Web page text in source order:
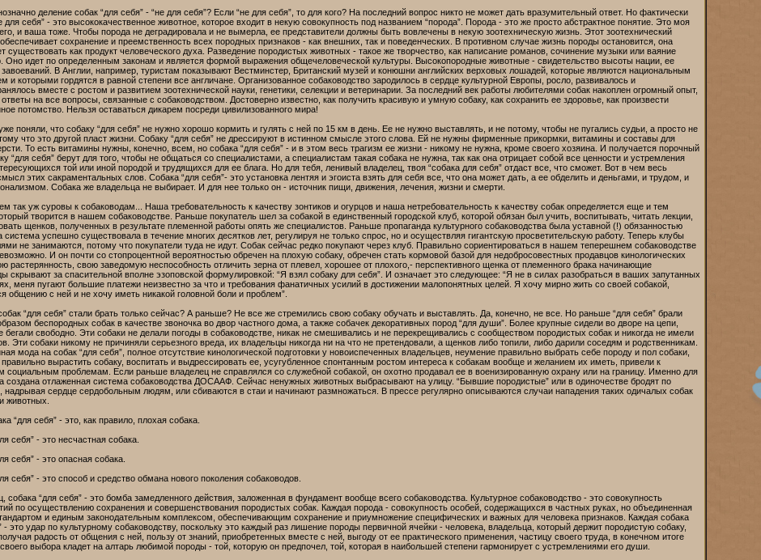
деление собак “для себя” - “не для себя”? Если “не для себя”, то для кого? На последний вопрос никто не может дать вразумительный ответ. Но фактически
для себя” - это высококачественное животное, которое входит в некую совокупность под названием “порода”. Порода - это же просто абстрактное понятие. Это моя
и ваша тоже. Чтобы порода не деградировала и не вымерла, ее представители должны быть вовлечены в некую зоотехническую жизнь. Этот зоотехнический
сохранение и преемственность всех породных признаков - как внешних, так и поведенческих. В противном случае жизнь породы остановится, она
существовать как продукт человеческого духа. Разведение породистых животных - такое же творчество, как написание романов, сочинение музыки или ваяние
Оно идет по определенным законам и является формой выражения общечеловеческой культуры. Высокопородные животные - свидетельство высоты нации, ее
В Англии, например, туристам показывают Вестминстер, Британский музей и конюшни английских верховых лошадей, которые являются национальным
и которыми гордятся в равной степени все англичане. Организованное собаководство зародилось в сердце культурной Европы, росло, развивалось и
вместе с ростом и развитием зоотехнической науки, генетики, селекции и ветеринарии. За последний век работы любителями собак накоплен огромный опыт,
на все вопросы, связанные с собаководством. Достоверно известно, как получить красивую и умную собаку, как сохранить ее здоровье, как произвести
потомство. Нельзя оставаться дикарем посреди цивилизованного мира!
поняли, что собаку “для себя” не нужно хорошо кормить и гулять с ней по 15 км в день. Ее не нужно выставлять, и не потому, чтобы не пугались судьи, а просто не
что это другой пласт жизни. Собаку “для себя” не дрессируют в истинном смысле этого слова. Ей не нужны фирменные прикормки, витамины и составы для
То есть витамины нужны, конечно, всем, но собака “для себя” - и в этом весь трагизм ее жизни - никому не нужна, кроме своего хозяина. И получается порочный
“для себя” берут для того, чтобы не общаться со специалистами, а специалистам такая собака не нужна, так как она отрицает собой все ценности и устремления
той или иной породой и трудящихся для ее блага. Но для тебя, ленивый владелец, твоя “собака для себя” отдаст все, что сможет. Вот в чем весь
этих сакраментальных слов. Собака “для себя”- это установка лентяя и эгоиста взять для себя все, что она может дать, а ее обделить и деньгами, и трудом, и
Собака же владельца не выбирает. И для нее только он - источник пищи, движения, лечения, жизни и смерти.
так уж суровы к собаководам... Наша требовательность к качеству зонтиков и огурцов и наша нетребовательность к качеству собак определяется еще и тем
творится в нашем собаководстве. Раньше покупатель шел за собакой в единственный городской клуб, которой обязан был учить, воспитывать, читать лекции,
щенков, полученных в результате племенной работы опять же специалистов. Раньше пропаганда культурного собаководства была уставной (!) обязанностью
система успешно существовала в течение многих десятков лет, регулируя не только спрос, но и осуществляя гигантскую просветительскую работу. Теперь клубы
не занимаются, потому что покупатели туда не идут. Собак сейчас редко покупают через клуб. Правильно сориентироваться в нашем теперешнем собаководстве
И он почти со стопроцентной вероятностью обречен на плохую собаку, обречен стать кормовой базой для недобросовестных продавцов кинологических
растерянность, свою заведомую неспособность отличить зерна от плевел, хорошее от плохого,- перспективного щенка от племенного брака начинающие
скрывают за спасительной вполне эзоповской формулировкой: “Я взял собаку для себя”. И означает это следующее: “Я не в силах разобраться в ваших запутанных
меня пугают большие платежи неизвестно за что и требования фанатичных усилий в достижении малопонятных целей. Я хочу мирно жить со своей собакой,
общению с ней и не хочу иметь никакой головной боли и проблем”.
“для себя” стали брать только сейчас? А раньше? Не все же стремились свою собаку обучать и выставлять. Да, конечно, не все. Но раньше “для себя” брали
беспородных собак в качестве звоночка во двор частного дома, а также собачек декоративных пород “для души”. Более крупные сидели во дворе на цепи,
бегали свободно. Эти собаки не делали погоды в собаководстве, никак не смешивались и не перекрещивались с сообществом породистых собак и никогда не имели
Эти собаки никому не причиняли серьезного вреда, их владельцы никогда ни на что не претендовали, а щенков либо топили, либо дарили соседям и родственникам.
мода на собак “для себя”, полное отсутствие кинологической подготовки у новоиспеченных владельцев, неумение правильно выбрать себе породу и пол собаки,
вырастить собаку, воспитать и выдрессировать ее, усугубленное спонтанным ростом интереса к собакам вообще и желанием их иметь, привели к
социальным проблемам. Если раньше владелец не справлялся со служебной собакой, он охотно продавал ее в военизированную охрану или на границу. Именно для
создана отлаженная система собаководства ДОСААФ. Сейчас ненужных животных выбрасывают на улицу. “Бывшие породистые” или в одиночестве бродят по
надрывая сердце сердобольным людям, или сбиваются в стаи и начинают размножаться. В прессе регулярно описываются случаи нападения таких одичалых собак
животных.
“для себя” - это, как правило, плохая собака.
себя” - это несчастная собака.
себя” - это опасная собака.
себя” - это способ и средство обмана нового поколения собаководов.
собака “для себя” - это бомба замедленного действия, заложенная в фундамент вообще всего собаководства. Культурное собаководство - это совокупность
по осуществлению сохранения и совершенствования породистых собак. Каждая порода - совокупность особей, содержащихся в частных руках, но объединенная
и единым законодательным комплексом, обеспечивающим сохранение и приумножение специфических и важных для человека признаков. Каждая собака
- это удар по культурному собаководству, поскольку это каждый раз лишение породы первичной ячейки - человека, владельца, который держит породистую собаку,
радость от общения с ней, пользу от знаний, приобретенных вместе с ней, выгоду от ее практического применения, частицу своего труда, в конечном итоге
выбора кладет на алтарь любимой породы - той, которую он предпочел, той, которая в наибольшей степени гармонирует с устремлениями его души.